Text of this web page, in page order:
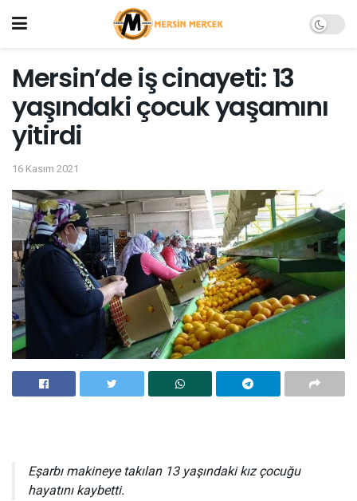
Mersin’de iş cinayeti: 13
yaşındaki çocuk yaşamını
yitirdi
16 Kasım 2021
Eşarbı makineye takılan 13 yaşındaki kız çocuğu
hayatını kaybetti.